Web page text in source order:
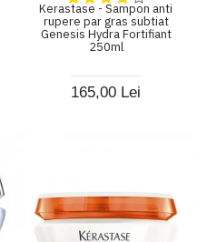
Kerastase - Sampon anti
rupere par gras subtiat
Genesis Hydra Fortifiant
250ml
165,00 Lei